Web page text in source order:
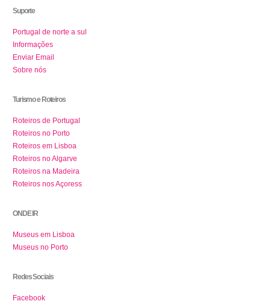
Suporte
Portugal de norte a sul
Informações
Enviar Email
Sobre nós
Turismo e Roteiros
Roteiros de Portugal
Roteiros no Porto
Roteiros em Lisboa
Roteiros no Algarve
Roteiros na Madeira
Roteiros nos Açoress
ONDE IR
Museus em Lisboa
Museus no Porto
Redes Sociais
Facebook